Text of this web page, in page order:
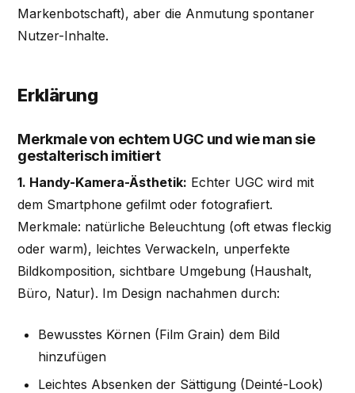
Markenbotschaft), aber die Anmutung spontaner
Nutzer-Inhalte.
Erklärung
Merkmale von echtem UGC und wie man sie
gestalterisch imitiert
1. Handy-Kamera-Ästhetik: Echter UGC wird mit
dem Smartphone gefilmt oder fotografiert.
Merkmale: natürliche Beleuchtung (oft etwas fleckig
oder warm), leichtes Verwackeln, unperfekte
Bildkomposition, sichtbare Umgebung (Haushalt,
Büro, Natur). Im Design nachahmen durch:
Bewusstes Körnen (Film Grain) dem Bild
hinzufügen
Leichtes Absenken der Sättigung (Deinté-Look)